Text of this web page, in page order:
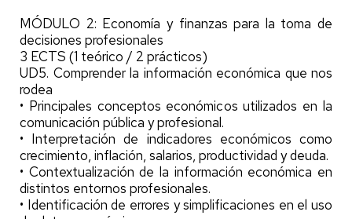
MÓDULO 2: Economía y finanzas para la toma de
decisiones profesionales
3 ECTS (1 teórico / 2 prácticos)
UD5. Comprender la información económica que nos
rodea
• Principales conceptos económicos utilizados en la
comunicación pública y profesional.
• Interpretación de indicadores económicos como
crecimiento, inflación, salarios, productividad y deuda.
• Contextualización de la información económica en
distintos entornos profesionales.
• Identificación de errores y simplificaciones en el uso